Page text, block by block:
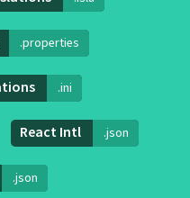
.properties
.ini
React Intl .json
.json